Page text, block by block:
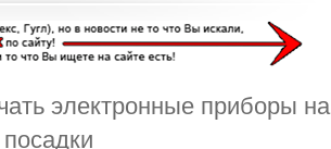
электронные приборы на